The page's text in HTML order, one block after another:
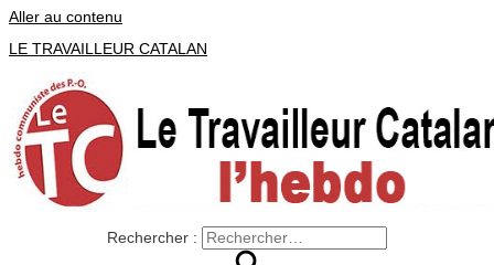
Aller au contenu
LE TRAVAILLEUR CATALAN
Rechercher :